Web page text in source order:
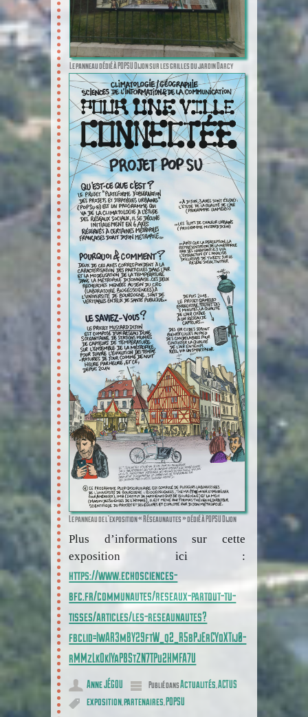
Le panneau dédié à POPSU Dijon sur les grilles du jardin Darcy
Le panneau de l’exposition « Réseaunautes » dédié à POPSU Dijon
Plus d’informations sur cette
exposition ici :
https://www.echosciences-
bfc.fr/communautes/reseaux-partout-tu-
tisses/articles/les-reseaunautes?
fbclid=IwAR3mBY29ftW_q2_R5bPjErCYoXTij0-
rMMzLkOkIYaP8StZN7TPu2HMFA7U
Anne JÉGOU Publié dansActualités ,ACTUS
exposition,partenaires POPSU